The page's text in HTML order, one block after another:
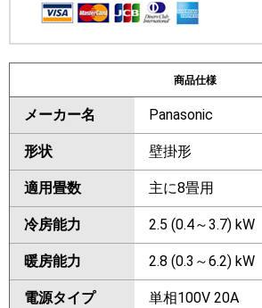
商品仕様
メーカー名 Panasonic
形状 壁掛形
適用畳数 主に8畳用
冷房能力 2.5 (0.4～3.7) kW
暖房能力 2.8 (0.3～6.2) kW
電源タイプ 単相100V 20A